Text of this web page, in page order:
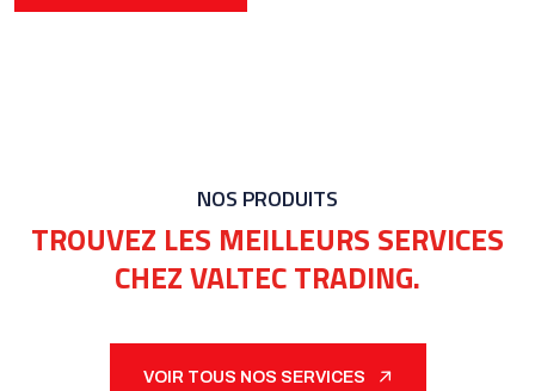
NOS PRODUITS
TROUVEZ LES MEILLEURS SERVICES
CHEZ VALTEC TRADING.
VOIR TOUS NOS SERVICES